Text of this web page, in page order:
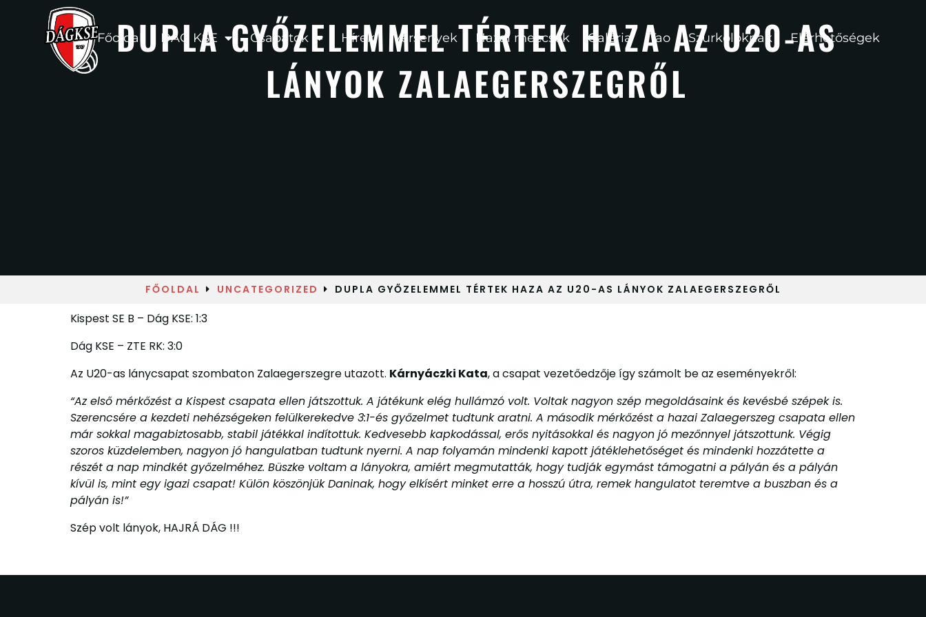
Főoldal DÁG KSE Csapatok Hírek Versenyek Hazai meccsek Galéria Tao Szurkolóknak Elérhetőségek
DUPLA GYŐZELEMMEL TÉRTEK HAZA AZ U20-AS
LÁNYOK ZALAEGERSZEGRŐL
FŐOLDAL UNCATEGORIZED DUPLA GYŐZELEMMEL TÉRTEK HAZA AZ U20-AS LÁNYOK ZALAEGERSZEGRŐL
Kispest SE B – Dág KSE: 1:3
Dág KSE – ZTE RK: 3:0
Az U20-as lánycsapat szombaton Zalaegerszegre utazott. Kárnyáczki Kata, a csapat vezetőedzője így számolt be az eseményekről:
“Az első mérkőzést a Kispest csapata ellen játszottuk. A játékunk elég hullámzó volt. Voltak nagyon szép megoldásaink és kevésbé szépek is.
Szerencsére a kezdeti nehézségeken felülkerekedve 3:1-és győzelmet tudtunk aratni. A második mérkőzést a hazai Zalaegerszeg csapata ellen
már sokkal magabiztosabb, stabil játékkal indítottuk. Kedvesebb kapkodással, erős nyitásokkal és nagyon jó mezőnnyel játszottunk. Végig
szoros küzdelemben, nagyon jó hangulatban tudtunk nyerni. A nap folyamán mindenki kapott játéklehetőséget és mindenki hozzátette a
részét a nap mindkét győzelméhez. Büszke voltam a lányokra, amiért megmutatták, hogy tudják egymást támogatni a pályán és a pályán
kívül is, mint egy igazi csapat! Külön köszönjük Daninak, hogy elkísért minket erre a hosszú útra, remek hangulatot teremtve a buszban és a
pályán is!”
Szép volt lányok, HAJRÁ DÁG !!!